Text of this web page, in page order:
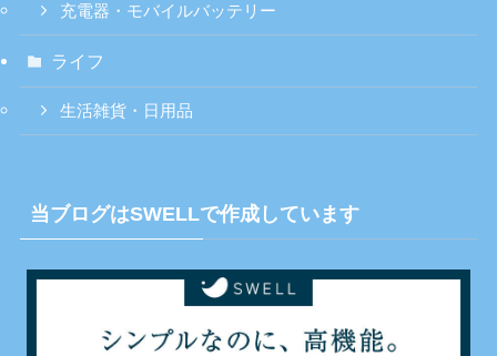
充電器・モバイルバッテリー
ライフ
生活雑貨・日用品
当ブログはSWELLで作成しています